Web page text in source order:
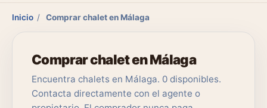
Inicio / Comprar chalet en Málaga
Comprar chalet en Málaga
Encuentra chalets en Málaga. 0 disponibles.
Contacta directamente con el agente o